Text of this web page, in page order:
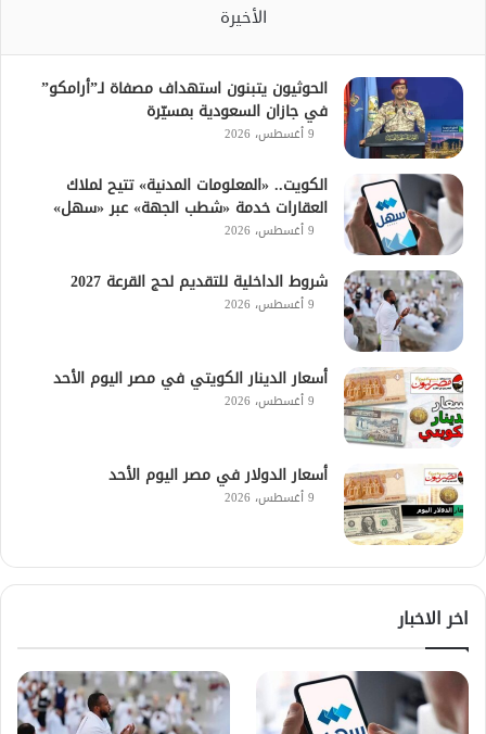
الأخيرة
الحوثيون يتبنون استهداف مصفاة لـ”أرامكو”
في جازان السعودية بمسيّرة
9 أغسطس، 2026
الكويت.. «المعلومات المدنية» تتيح لملاك
العقارات خدمة «شطب الجهة» عبر «سهل»
9 أغسطس، 2026
شروط الداخلية للتقديم لحج القرعة 2027
9 أغسطس، 2026
أسعار الدينار الكويتي في مصر اليوم الأحد
9 أغسطس، 2026
أسعار الدولار في مصر اليوم الأحد
9 أغسطس، 2026
اخر الاخبار